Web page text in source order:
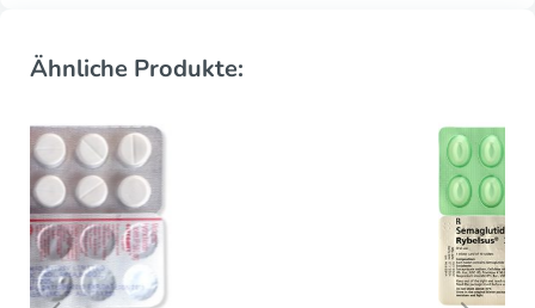
Ähnliche Produkte: